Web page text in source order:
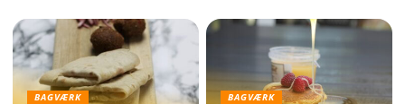
BAGVÆRK BAGVÆRK